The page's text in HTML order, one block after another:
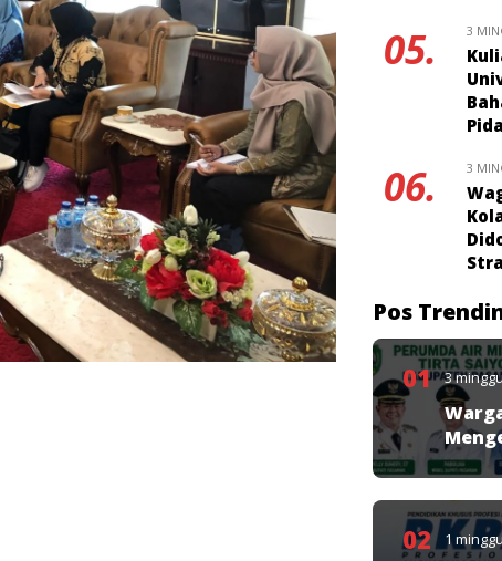
05. 3
06. 3
Pos
01 3
02 1